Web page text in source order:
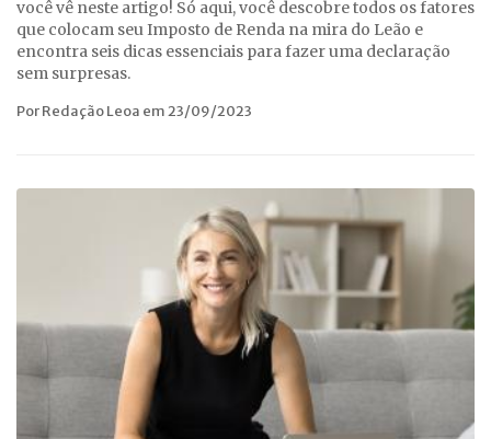
você vê neste artigo! Só aqui, você descobre todos os fatores
que colocam seu Imposto de Renda na mira do Leão e
encontra seis dicas essenciais para fazer uma declaração
sem surpresas.
Por Redação Leoa em 23/09/2023